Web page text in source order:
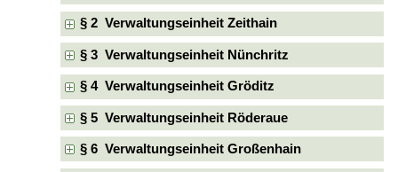
§ 2 Verwaltungseinheit Zeithain
§ 3 Verwaltungseinheit Nünchritz
§ 4 Verwaltungseinheit Gröditz
§ 5 Verwaltungseinheit Röderaue
§ 6 Verwaltungseinheit Großenhain